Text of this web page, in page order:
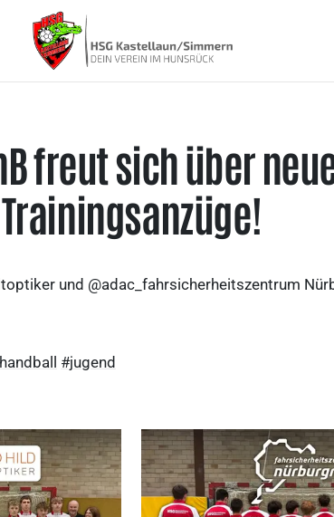
freut sich über
Trainingsanzüge!
und @adac_fahrsicherheitszentrum
#jugend